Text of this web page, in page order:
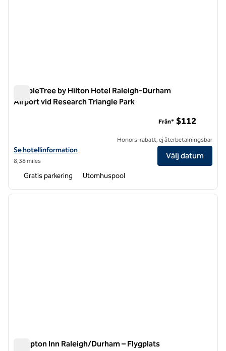
DoubleTree by Hilton Hotel Raleigh-Durham
Airport vid Research Triangle Park
Visa hotelluppgifter för DoubleTree by Hilton Hotel Raleigh-Durham
Se hotellinformation
8,38 miles
Från* $112
Honors-rabatt, ej återbetalningsbar
Välj datum
Gratis parkering Utomhuspool
1 av 12
nästa
Hampton Inn Raleigh/Durham – Flygplats